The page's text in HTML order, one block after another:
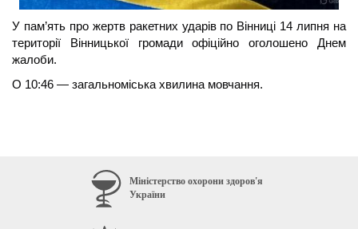
У пам’ять про жертв ракетних ударів по Вінниці 14 липня на
території Вінницької громади офіційно оголошено Днем
жалоби.
О 10:46 — загальноміська хвилина мовчання.
Міністерство охорони здоров'я
України